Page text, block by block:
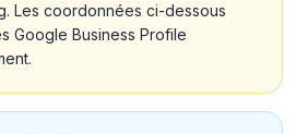
Les coordonnées ci-dessous
Google Business Profile